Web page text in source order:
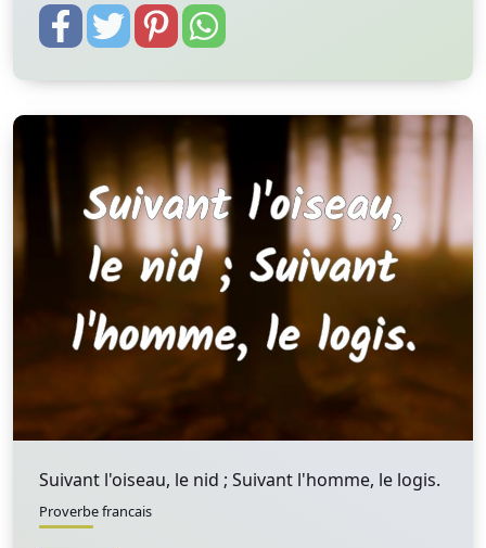
Suivant l'oiseau, le nid ; Suivant l'homme, le logis.
Proverbe francais